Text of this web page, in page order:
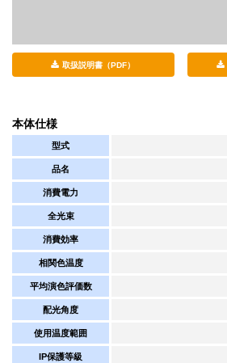
取扱説明書（PDF）
本体仕様
型式
品名
消費電力
全光束
消費効率
相関色温度
平均演色評価数
配光角度
使用温度範囲
IP保護等級